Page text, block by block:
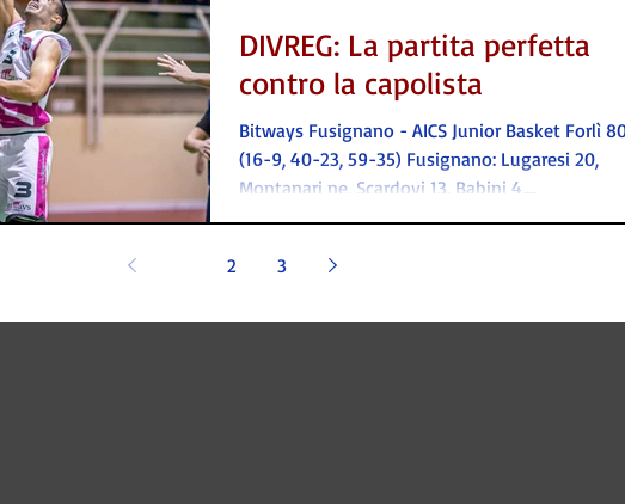
DIVREG: La partita perfetta
contro la capolista
Bitways Fusignano - AICS Junior Basket Forlì
(16-9, 40-23, 59-35) Fusignano: Lugaresi 20,
Montanari ne, Scardovi 13, Babini 4,...
2 3
Bitways - Tecnologia e comunicazione